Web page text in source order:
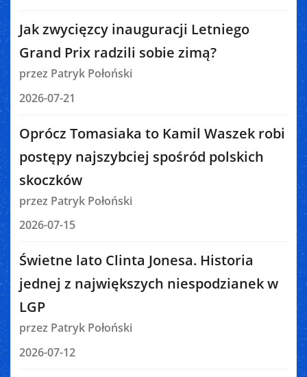
Jak zwycięzcy inauguracji Letniego
Grand Prix radzili sobie zimą?
przez Patryk Połoński
2026-07-21
Oprócz Tomasiaka to Kamil Waszek robi
postępy najszybciej spośród polskich
skoczków
przez Patryk Połoński
2026-07-15
Świetne lato Clinta Jonesa. Historia
jednej z największych niespodzianek w
LGP
przez Patryk Połoński
2026-07-12